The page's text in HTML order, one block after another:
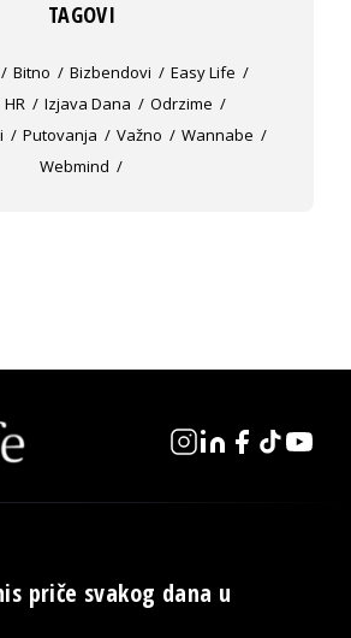
TAGOVI
Bitno Bizbendovi
Easy Life
HR Izjava Dana
Odrzime
Putovanja Važno
Wannabe
Webmind
priče svakog dana u